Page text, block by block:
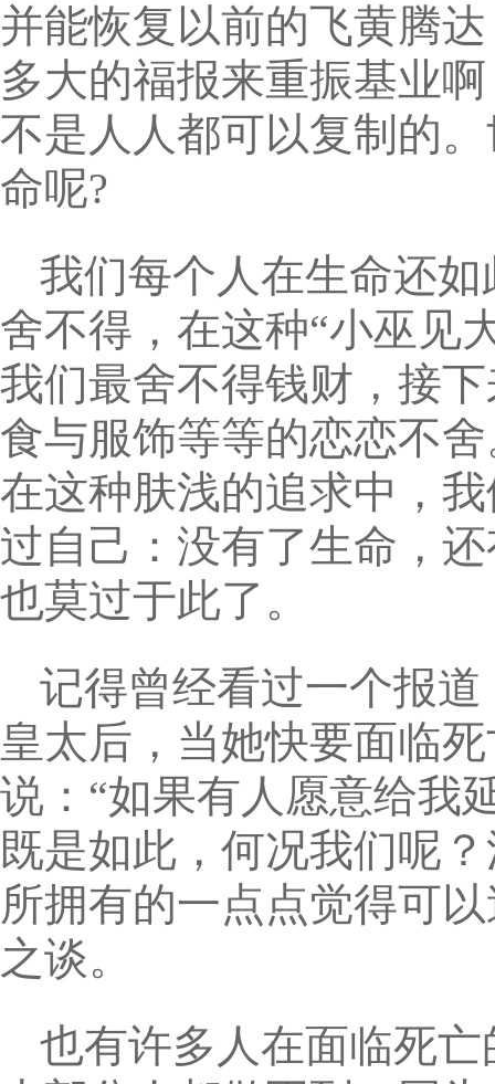
并能恢复以前的飞黄腾
多大的福报来重振基业
不是人人都可以复制的
命呢?
我们每个人在生命还
舍不得，在这种“小巫见
我们最舍不得钱财，接
食与服饰等等的恋恋不
在这种肤浅的追求中，
过自己：没有了生命，
也莫过于此了。
记得曾经看过一个报
皇太后，当她快要面临
说：“如果有人愿意给我
既是如此，何况我们呢
所拥有的一点点觉得可
之谈。
也有许多人在面临死